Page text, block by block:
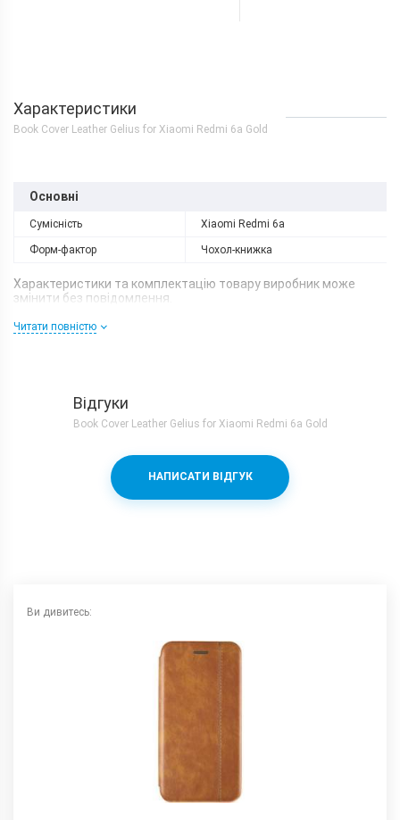
Характеристики
Book Cover Leather Gelius for Xiaomi Redmi 6a Gold
Основні
Сумісність Xiaomi Redmi 6a
Форм-фактор Чохол-книжка
Характеристики та комплектацію товару виробник може
змінити без повідомлення.
Читати повністю
Відгуки
Book Cover Leather Gelius for Xiaomi Redmi 6a Gold
НАПИСАТИ ВІДГУК
Ви дивитесь: